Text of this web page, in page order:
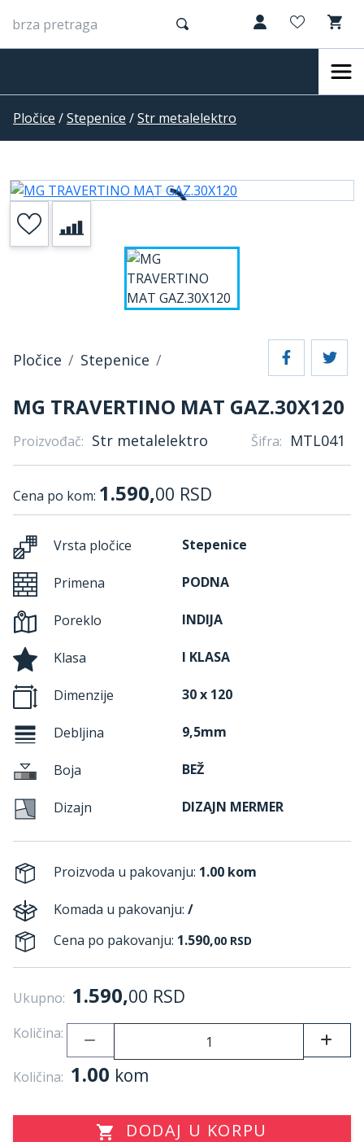
Pločice /Stepenice /Str metalelektro
Pločice Stepenice
MG TRAVERTINO MAT GAZ.30X120
Proizvođač: Str metalelektro Šifra: MTL041
Cena po kom: 1.590,00 RSD
Vrsta pločice Stepenice
Primena PODNA
Poreklo INDIJA
Klasa I KLASA
Dimenzije 30 x 120
Debljina 9,5mm
Boja BEŽ
Dizajn DIZAJN MERMER
Proizvoda u pakovanju: 1.00 kom
Komada u pakovanju: /
Cena po pakovanju: 1.590,00 RSD
Ukupno: 1.590,00 RSD
Količina:
Količina: 1.00 kom
DODAJ U KORPU